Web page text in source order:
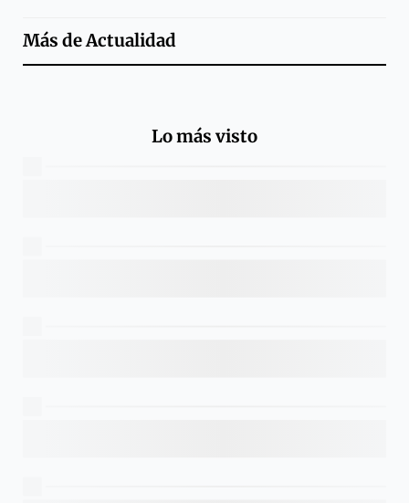
Más deActualidad
Lo más visto